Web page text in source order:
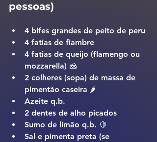
pessoas)
4 bifes grandes de peito de peru
4 fatias de fiambre
4 fatias de queijo (flamengo ou
mozzarella) 🧀
2 colheres (sopa) de massa de
pimentão caseira 🌶️
Azeite q.b.
2 dentes de alho picados
Sumo de limão q.b. 🍋
Sal e pimenta preta (se